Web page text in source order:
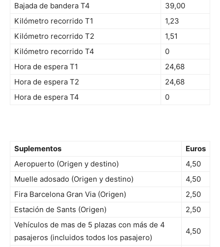
Bajada de bandera T4
39,00
Kilómetro recorrido T1
1,23
Kilómetro recorrido T2
1,51
Kilómetro recorrido T4
0
Hora de espera T1
24,68
Hora de espera T2
24,68
Hora de espera T4
0
Suplementos
Euros
Aeropuerto (Origen y destino)
4,50
Muelle adosado (Origen y destino)
4,50
Fira Barcelona Gran Via (Origen)
2,50
Estación de Sants (Origen)
2,50
Vehículos de mas de 5 plazas con más de 4
pasajeros (incluidos todos los pasajero)
4,50